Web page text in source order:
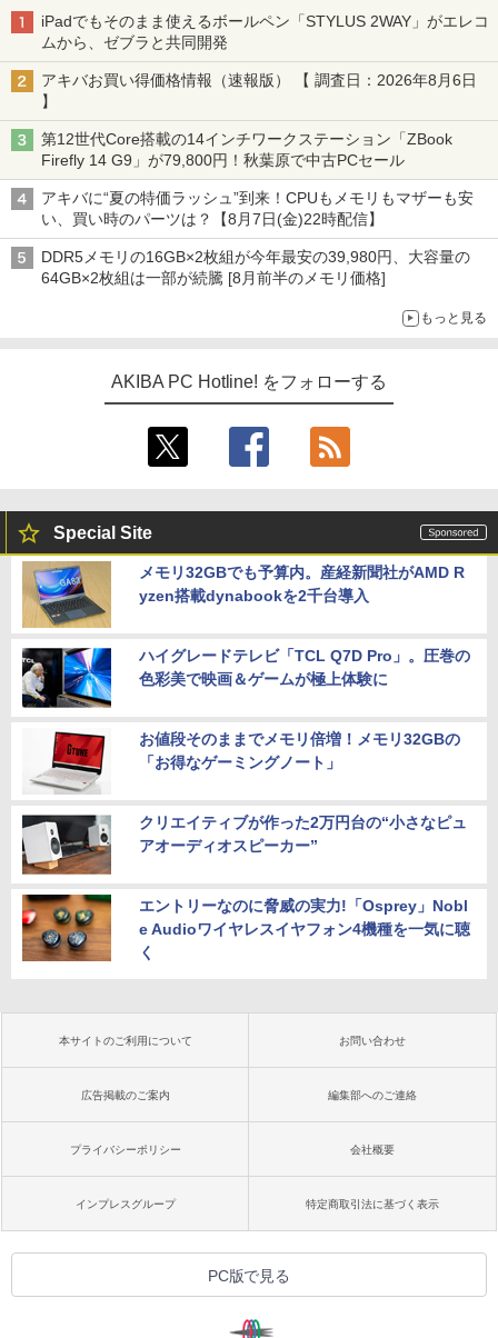
iPadでもそのまま使えるボールペン「STYLUS 2WAY」がエレコ
ムから、ゼブラと共同開発
アキバお買い得価格情報（速報版） 【 調査日：2026年8月6日
】
第12世代Core搭載の14インチワークステーション「ZBook
Firefly 14 G9」が79,800円！秋葉原で中古PCセール
アキバに“夏の特価ラッシュ”到来！CPUもメモリもマザーも安
い、買い時のパーツは？【8月7日(金)22時配信】
DDR5メモリの16GB×2枚組が今年最安の39,980円、大容量の
64GB×2枚組は一部が続騰 [8月前半のメモリ価格]
もっと見る
AKIBA PC Hotline! をフォローする
Special Site
メモリ32GBでも予算内。産経新聞社がAMD R
yzen搭載dynabookを2千台導入
ハイグレードテレビ「TCL Q7D Pro」。圧巻の
色彩美で映画＆ゲームが極上体験に
お値段そのままでメモリ倍増！メモリ32GBの
「お得なゲーミングノート」
クリエイティブが作った2万円台の“小さなピュ
アオーディオスピーカー”
エントリーなのに脅威の実力!「Osprey」Nobl
e Audioワイヤレスイヤフォン4機種を一気に聴
く
本サイトのご利用について お問い合わせ
広告掲載のご案内 編集部へのご連絡
プライバシーポリシー 会社概要
インプレスグループ 特定商取引法に基づく表示
PC版で見る